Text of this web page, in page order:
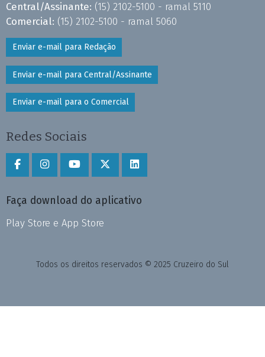
Central/Assinante: (15) 2102-5100 - ramal 5110
Comercial: (15) 2102-5100 - ramal 5060
Enviar e-mail para Redação
Enviar e-mail para Central/Assinante
Enviar e-mail para o Comercial
Redes Sociais
Faça download do aplicativo
Play Store e App Store
Todos os direitos reservados © 2025 Cruzeiro do Sul